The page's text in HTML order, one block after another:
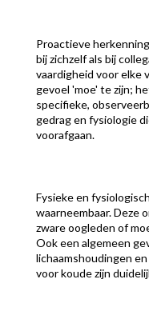
Proactieve
bij zichzelf als bij
vaardigheid voor elke
gevoel 'moe' te zijn;
specifieke,
gedrag en fysiologie
voorafgaan.
Fysieke en
waarneembaar. Deze
zware oogleden of
Ook een algemeen
lichaamshoudingen
voor koude zijn